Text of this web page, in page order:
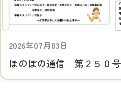
2026年07月03日
ほのぼの通信 第２５０号